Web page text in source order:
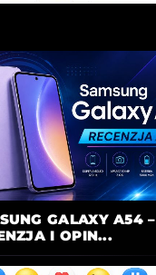
GALAXY A54 –
I OPIN...